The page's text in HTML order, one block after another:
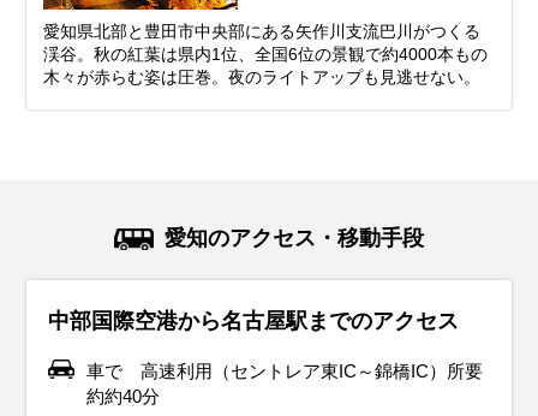
愛知県北部と豊田市中央部にある矢作川支流巴川がつくる
渓谷。秋の紅葉は県内1位、全国6位の景観で約4000本もの
木々が赤らむ姿は圧巻。夜のライトアップも見逃せない。
愛知のアクセス・移動手段
中部国際空港から名古屋駅までのアクセス
車で 高速利用（セントレア東IC～錦橋IC）所要
約約40分